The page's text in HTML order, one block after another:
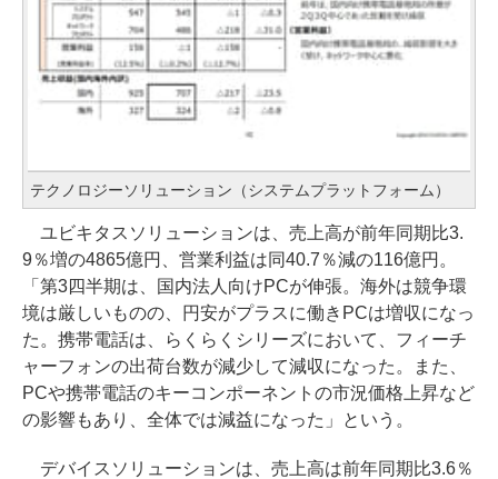
テクノロジーソリューション（システムプラットフォーム）
ユビキタスソリューションは、売上高が前年同期比3.
9％増の4865億円、営業利益は同40.7％減の116億円。
「第3四半期は、国内法人向けPCが伸張。海外は競争環
境は厳しいものの、円安がプラスに働きPCは増収になっ
た。携帯電話は、らくらくシリーズにおいて、フィーチ
ャーフォンの出荷台数が減少して減収になった。また、
PCや携帯電話のキーコンポーネントの市況価格上昇など
の影響もあり、全体では減益になった」という。
デバイスソリューションは、売上高は前年同期比3.6％